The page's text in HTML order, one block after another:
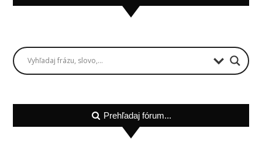
Prehľadaj fórum...